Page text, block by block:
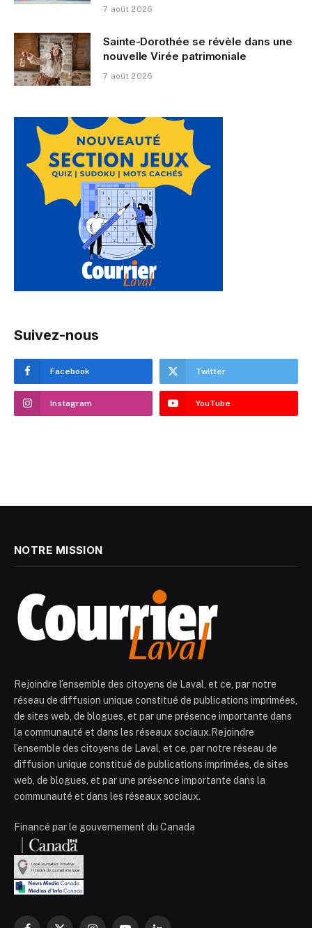
7 août 2026
Sainte-Dorothée se révèle dans une
nouvelle Virée patrimoniale
7 août 2026
Suivez-nous
Facebook Twitter
Instagram YouTube
NOTRE MISSION
Rejoindre l’ensemble des citoyens de Laval, et ce, par notre
réseau de diffusion unique constitué de publications imprimées,
de sites web, de blogues, et par une présence importante dans
la communauté et dans les réseaux sociaux.Rejoindre
l’ensemble des citoyens de Laval, et ce, par notre réseau de
diffusion unique constitué de publications imprimées, de sites
web, de blogues, et par une présence importante dans la
communauté et dans les réseaux sociaux.
Financé par le gouvernement du Canada